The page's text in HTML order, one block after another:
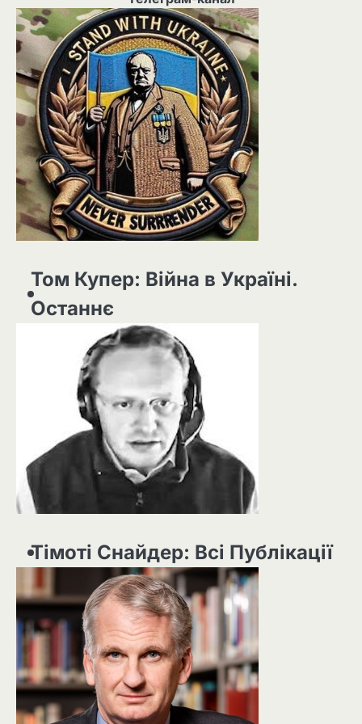
Том Купер: Війна в Україні.
Останнє
Тімоті Снайдер: Всі Публікації